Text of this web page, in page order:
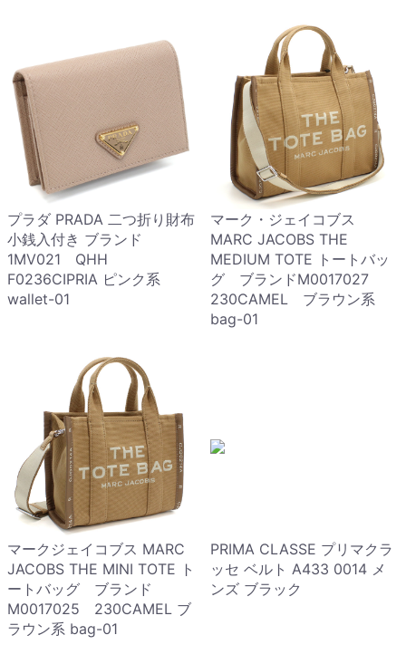
プラダ PRADA 二つ折り財布
小銭入付き ブランド
1MV021 QHH
F0236CIPRIA ピンク系
wallet-01
マーク・ジェイコブス
MARC JACOBS THE
MEDIUM TOTE トートバッ
グ ブランドM0017027
230CAMEL ブラウン系
bag-01
マークジェイコブス MARC
JACOBS THE MINI TOTE ト
ートバッグ ブランド
M0017025 230CAMEL ブ
ラウン系 bag-01
PRIMA CLASSE プリマクラ
ッセ ベルト A433 0014 メ
ンズ ブラック